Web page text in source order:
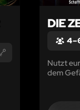
DIE
4 –
Nutzt
dem